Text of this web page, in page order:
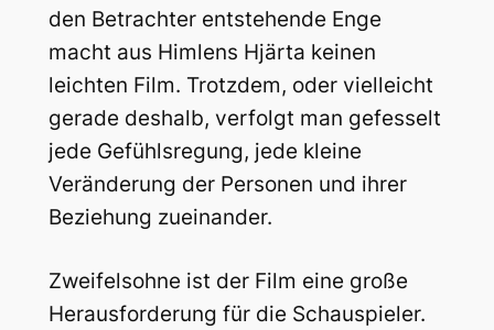
den Betrachter entstehende Enge
macht aus Himlens Hjärta keinen
leichten Film. Trotzdem, oder vielleicht
gerade deshalb, verfolgt man gefesselt
jede Gefühlsregung, jede kleine
Veränderung der Personen und ihrer
Beziehung zueinander.
Zweifelsohne ist der Film eine große
Herausforderung für die Schauspieler.